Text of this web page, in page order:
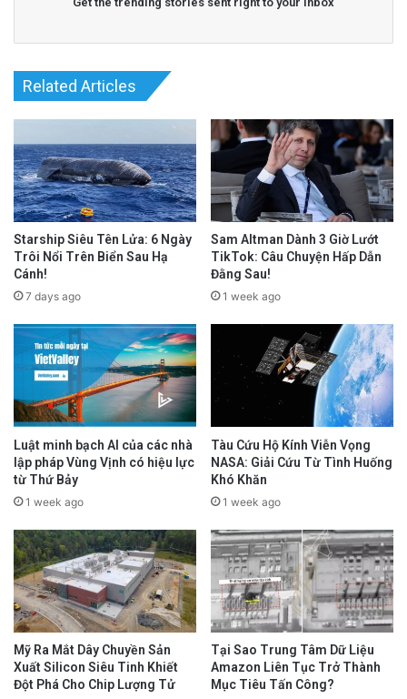
Related Articles
Starship Siêu Tên Lửa: 6 Ngày
Trôi Nổi Trên Biển Sau Hạ
Cánh!
7 days ago
Sam Altman Dành 3 Giờ Lướt
TikTok: Câu Chuyện Hấp Dẫn
Đằng Sau!
1 week ago
Luật minh bạch AI của các nhà
lập pháp Vùng Vịnh có hiệu lực
từ Thứ Bảy
1 week ago
Tàu Cứu Hộ Kính Viễn Vọng
NASA: Giải Cứu Từ Tình Huống
Khó Khăn
1 week ago
Mỹ Ra Mắt Dây Chuyền Sản
Xuất Silicon Siêu Tinh Khiết
Đột Phá Cho Chip Lượng Tử
Tại Sao Trung Tâm Dữ Liệu
Amazon Liên Tục Trở Thành
Mục Tiêu Tấn Công?